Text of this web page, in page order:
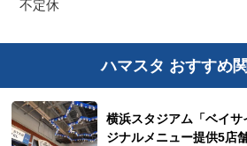
不定休
ハマスタ おすすめ
横浜スタジアム「ベイサ
ジナルメニュー提供5店